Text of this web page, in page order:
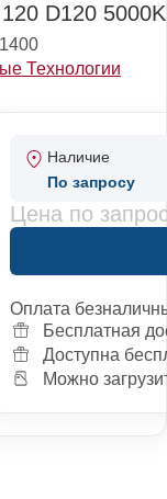
D120
Технологии
Наличие
По запросу
Цена по
Оплата
Бесплатная
Доступна
Можно